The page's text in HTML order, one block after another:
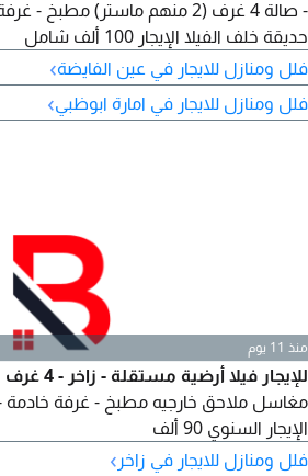
حديقة خلف الفيلا الإيجار 100 ألف شامل
فلل ومنازل للايجار في عين الفايضة›
فلل ومنازل للايجار في امارة ابوظبي›
منذ 11 يوم
للإيجار
مغاسل ملاحق خارجيه مطبخ - غرفة
الإيجار السنوي 90 ألف
فلل ومنازل للايجار في زاخر ›